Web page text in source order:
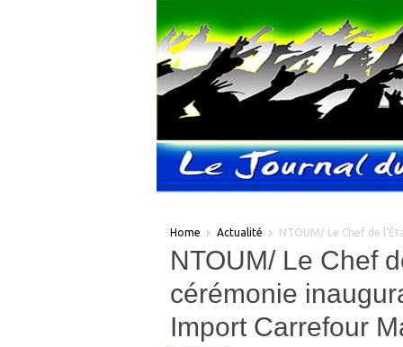
Home Actualité NTOUM/ Le Chef de
NTOUM/ Le Chef
cérémonie
Import Carrefour